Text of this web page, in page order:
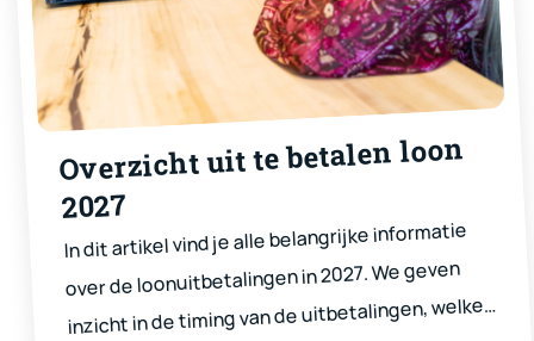
Inschrijven
Overzicht uit te betalen loon
2027
In dit artikel vind je alle belangrijke informatie
over de loonuitbetalingen in 2027. We geven
inzicht in de timing van de uitbetalingen, welke